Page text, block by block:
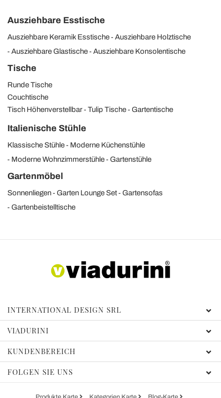
Ausziehbare Esstische
Ausziehbare Keramik Esstische
Ausziehbare Holztische
Ausziehbare Glastische
Ausziehbare Konsolentische
Tische
Runde Tische
Couchtische
Tisch Höhenverstellbar
Tulip Tische Gartentische
Italienische Stühle
Klassische Stühle
Moderne Küchenstühle
Moderne Wohnzimmerstühle
Gartenstühle
Gartenmöbel
Sonnenliegen Garten Lounge Set
Gartensofas
Gartenbeistelltische
INTERNATIONAL DESIGN SRL
VIADURINI
KUNDENBEREICH
FOLGEN SIE UNS